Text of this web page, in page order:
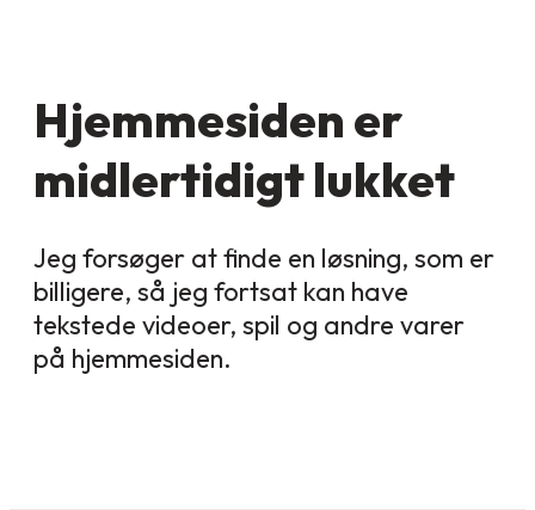
Hjemmesiden er
midlertidigt lukket
Jeg forsøger at finde en løsning, som er
billigere, så jeg fortsat kan have
tekstede videoer, spil og andre varer
på hjemmesiden.